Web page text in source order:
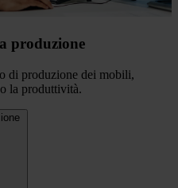
produzione
di produzione dei mobili,
la produttività.